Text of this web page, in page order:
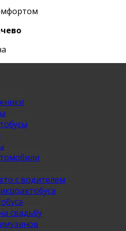
с водителем
свадьбу